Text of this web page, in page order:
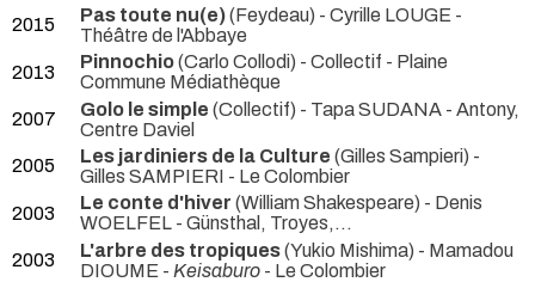
2015
Pas toute nu(e)(Feydeau) - Cyrille LOUGE -
Théâtre de l'Abbaye
2013
Pinnochio(Carlo Collodi) - Collectif - Plaine
Commune Médiathèque
2007
Golo le simple (Collectif) - Tapa SUDANA - Antony,
Centre Daviel
2005
Les jardiniers de la Culture (Gilles Sampieri) -
Gilles SAMPIERI - Le Colombier
2003
Le conte d'hiver (William Shakespeare) - Denis
WOELFEL - Günsthal, Troyes,...
2003
L'arbre des tropiques(Yukio Mishima) - Mamadou
DIOUME - Keisaburo - Le Colombier